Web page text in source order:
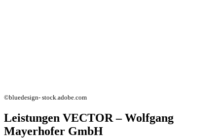
©bluedesign- stock.adobe.com
Leistungen VECTOR – Wolfgang
Mayerhofer GmbH